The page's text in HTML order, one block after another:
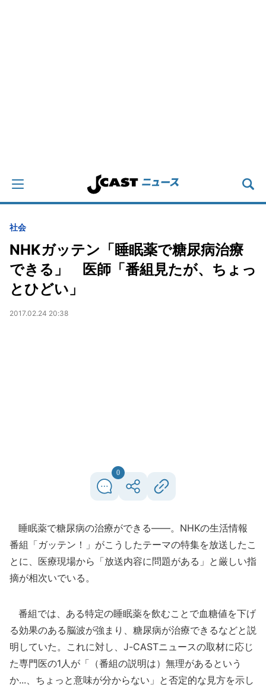
社会
NHKガッテン「睡眠薬で糖尿病治療
できる」 医師「番組見たが、ちょっ
とひどい」
2017.02.24 20:38
0
睡眠薬で糖尿病の治療ができる――。NHKの生活情報
番組「ガッテン！」がこうしたテーマの特集を放送したこ
とに、医療現場から「放送内容に問題がある」と厳しい指
摘が相次いでいる。
番組では、ある特定の睡眠薬を飲むことで血糖値を下げ
る効果のある脳波が強まり、糖尿病が治療できるなどと説
明していた。これに対し、J-CASTニュースの取材に応じ
た専門医の1人が「（番組の説明は）無理があるという
か...、ちょっと意味が分からない」と否定的な見方を示し